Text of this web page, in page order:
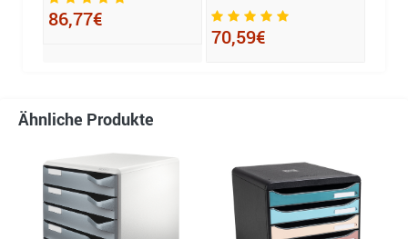
86,77€
70,59€
Ähnliche Produkte